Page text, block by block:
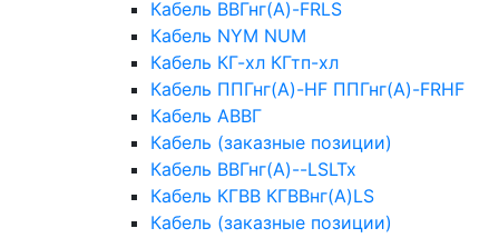
Кабель ВВГнг(А)-FRLS
Кабель NYM NUM
Кабель КГ-хл КГтп-хл
Кабель ППГнг(А)-HF ППГнг(А)-FRHF
Кабель АВВГ
Кабель (заказные позиции)
Кабель ВВГнг(А)--LSLTx
Кабель КГВВ КГВВнг(А)LS
Кабель (заказные позиции)